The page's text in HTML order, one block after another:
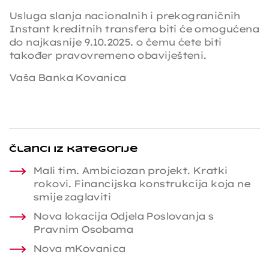
Usluga slanja nacionalnih i prekograničnih
Instant kreditnih transfera biti će omogućena
do najkasnije 9.10.2025. o čemu ćete biti
također pravovremeno obaviješteni.
Vaša Banka Kovanica
Članci iz kategorije
Mali tim. Ambiciozan projekt. Kratki
rokovi. Financijska konstrukcija koja ne
smije zaglaviti
Nova lokacija Odjela Poslovanja s
Pravnim Osobama
Nova mKovanica